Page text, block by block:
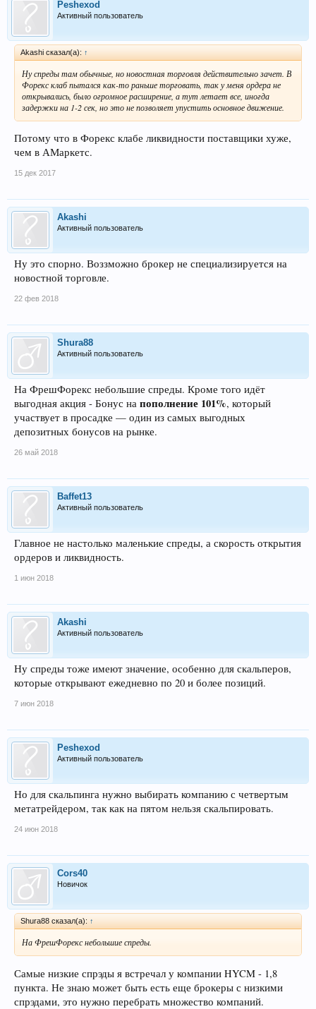
Peshexod
Активный пользователь
Akashi сказал(а): ↑
Ну спреды там обычные, но новостная торговля действительно зачет. В
Форекс клаб пытался как-то раньше торговать, так у меня ордера не
открывались, было огромное расширение, а тут летает все, иногда
задержки на 1-2 сек, но это не позволяет упустить основное движение.
Потому что в Форекс клабе ликвидности поставщики хуже,
чем в АМаркетс.
15 дек 2017
Akashi
Активный пользователь
Ну это спорно. Воззможно брокер не специализируется на
новостной торговле.
22 фев 2018
Shura88
Активный пользователь
На ФрешФорекс небольшие спреды. Кроме того идёт
выгодная акция - Бонус на пополнение 101%, который
участвует в просадке — один из самых выгодных
депозитных бонусов на рынке.
26 май 2018
Baffet13
Активный пользователь
Главное не настолько маленькие спреды, а скорость открытия
ордеров и ликвидность.
1 июн 2018
Akashi
Активный пользователь
Ну спреды тоже имеют значение, особенно для скальперов,
которые открывают ежедневно по 20 и более позиций.
7 июн 2018
Peshexod
Активный пользователь
Но для скальпинга нужно выбирать компанию с четвертым
метатрейдером, так как на пятом нельзя скальпировать.
24 июн 2018
Cors40
Новичок
Shura88 сказал(а): ↑
На ФрешФорекс небольшие спреды.
Самые низкие спрэды я встречал у компании HYCM - 1,8
пункта. Не знаю может быть есть еще брокеры с низкими
спрэдами, это нужно перебрать множество компаний.